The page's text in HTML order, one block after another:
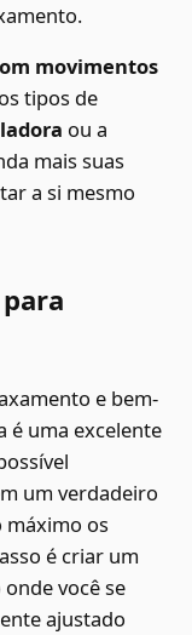
movimentos
tipos de
ou a
mais suas
a si mesmo
e bem-
é uma excelente
um verdadeiro
máximo os
é criar um
você se
ajustado